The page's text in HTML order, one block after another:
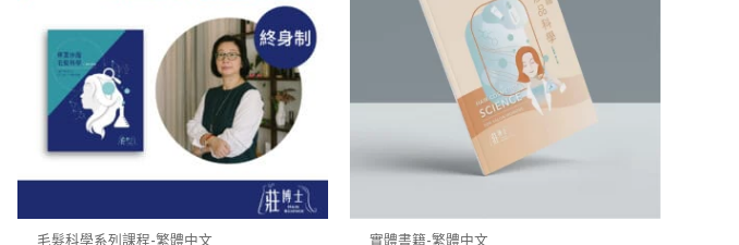
毛髮科學系列課程-繁體中文 實體書籍-繁體中文